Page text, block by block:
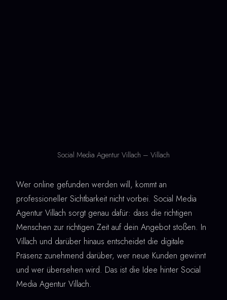
Social Media Agentur Villach – Villach
Wer online gefunden werden will, kommt an
professioneller Sichtbarkeit nicht vorbei. Social Media
Agentur Villach sorgt genau dafür: dass die richtigen
Menschen zur richtigen Zeit auf dein Angebot stoßen. In
Villach und darüber hinaus entscheidet die digitale
Präsenz zunehmend darüber, wer neue Kunden gewinnt
und wer übersehen wird. Das ist die Idee hinter Social
Media Agentur Villach.